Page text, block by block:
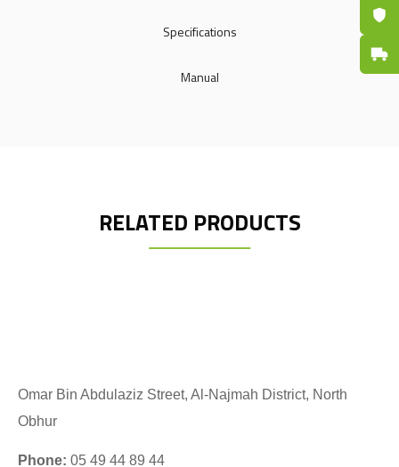
Specifications
Manual
RELATED PRODUCTS
Omar Bin Abdulaziz Street, Al-Najmah District, North
Obhur
Phone: 05 49 44 89 44
Fast